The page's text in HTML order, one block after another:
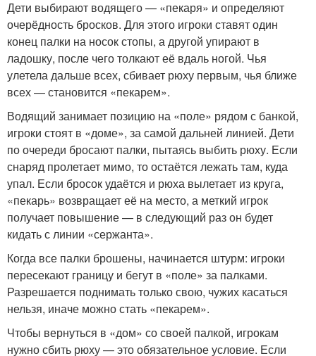
Дети выбирают водящего — «пекаря» и определяют
очерёдность бросков. Для этого игроки ставят один
конец палки на носок стопы, а другой упирают в
ладошку, после чего толкают её вдаль ногой. Чья
улетела дальше всех, сбивает рюху первым, чья ближе
всех — становится «пекарем».
Водящий занимает позицию на «поле» рядом с банкой,
игроки стоят в «доме», за самой дальней линией. Дети
по очереди бросают палки, пытаясь выбить рюху. Если
снаряд пролетает мимо, то остаётся лежать там, куда
упал. Если бросок удаётся и рюха вылетает из круга,
«пекарь» возвращает её на место, а меткий игрок
получает повышение — в следующий раз он будет
кидать с линии «сержанта».
Когда все палки брошены, начинается штурм: игроки
пересекают границу и бегут в «поле» за палками.
Разрешается поднимать только свою, чужих касаться
нельзя, иначе можно стать «пекарем».
Чтобы вернуться в «дом» со своей палкой, игрокам
нужно сбить рюху — это обязательное условие. Если